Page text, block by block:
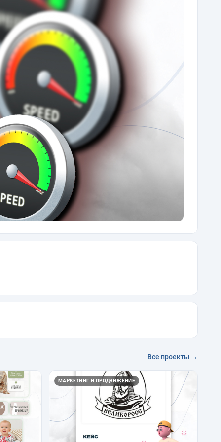
Все проекты →
МАРКЕТИНГ И ПРОДВИЖЕНИЕ